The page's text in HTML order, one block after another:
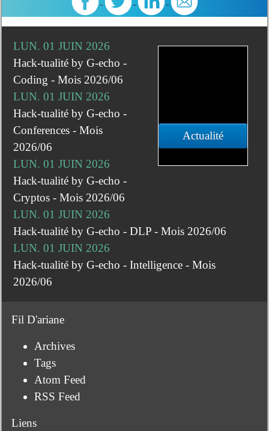
Actualité
LUN. 01 JUIN 2026
Hack-tualité by G-echo -
Coding - Mois 2026/06
LUN. 01 JUIN 2026
Hack-tualité by G-echo -
Conferences - Mois
2026/06
LUN. 01 JUIN 2026
Hack-tualité by G-echo -
Cryptos - Mois 2026/06
LUN. 01 JUIN 2026
Hack-tualité by G-echo - DLP - Mois 2026/06
LUN. 01 JUIN 2026
Hack-tualité by G-echo - Intelligence - Mois
2026/06
Fil D'ariane
Archives
Tags
Atom Feed
RSS Feed
Liens